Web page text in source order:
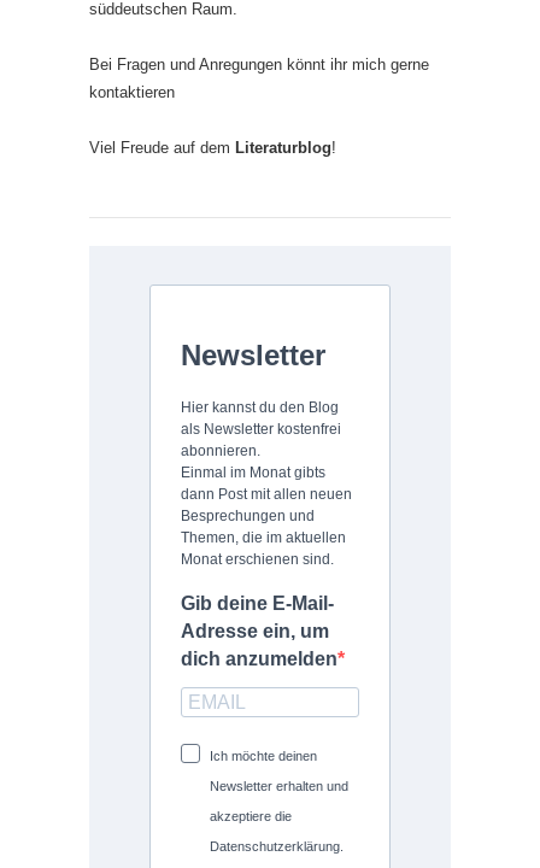
süddeutschen Raum.
Bei Fragen und Anregungen könnt ihr mich gerne
kontaktieren
Viel Freude auf dem Literaturblog!
Newsletter
Hier kannst du den Blog
als Newsletter kostenfrei
abonnieren.
Einmal im Monat gibts
dann Post mit allen neuen
Besprechungen und
Themen, die im aktuellen
Monat erschienen sind.
Gib deine E-Mail-
Adresse ein, um
dich anzumelden
Ich möchte deinen
Newsletter erhalten und
akzeptiere die
Datenschutzerklärung.